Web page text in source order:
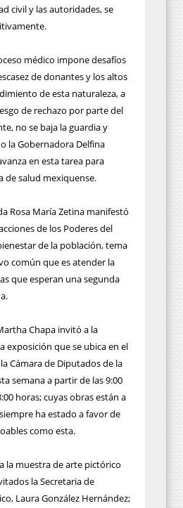
civil y las autoridades, se
médico impone desafíos
de donantes y los altos
de esta naturaleza, a
de rechazo por parte del
no se baja la guardia y
la Gobernadora Delfina
en esta tarea para
de salud mexiquense.
Rosa María Zetina manifestó
de los Poderes del
de la población, tema
común que es atender la
que esperan una segunda
Chapa invitó a la
exposición que se ubica en el
Cámara de Diputados de la
semana a partir de las 9:00
horas; cuyas obras están a
ha estado a favor de
como esta.
la muestra de arte pictórico
la Secretaria de
Laura González Hernández;